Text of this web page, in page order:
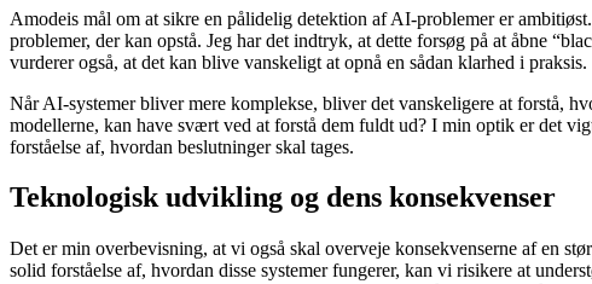
Amodeis mål om at sikre en pålidelig detektion af AI-problemer er
problemer, der kan opstå. Jeg har det indtryk, at dette forsøg på at åbne
vurderer også, at det kan blive vanskeligt at opnå en sådan klarhed i praksis.
Når AI-systemer bliver mere komplekse, bliver det vanskeligere at forstå,
modellerne, kan have svært ved at forstå dem fuldt ud? I min optik er det
forståelse af, hvordan beslutninger skal tages.
Teknologisk udvikling og dens konsekvenser
Det er min overbevisning, at vi også skal overveje konsekvenserne af en
solid forståelse af, hvordan disse systemer fungerer, kan vi risikere at